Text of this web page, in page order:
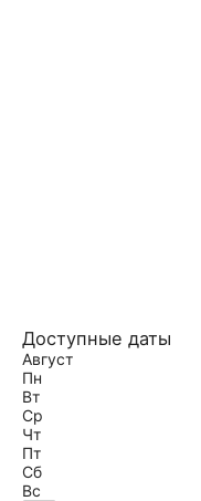
Доступные даты
Август
Пн
Вт
Ср
Чт
Пт
Сб
Вс